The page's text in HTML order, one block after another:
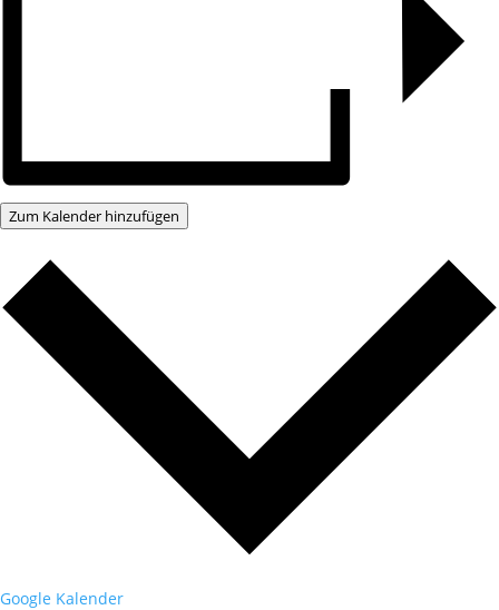
Zum Kalender hinzufügen
Google Kalender